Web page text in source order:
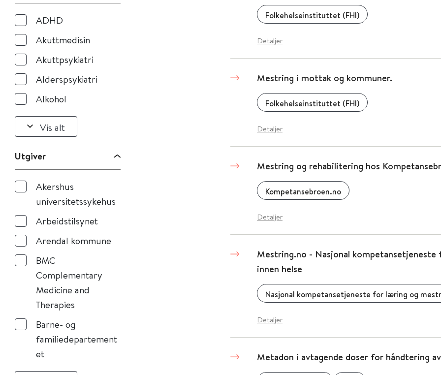
ADHD
Akuttmedisin
Akuttpsykiatri
Alderspsykiatri
Alkohol
Vis alt
Utgiver
Akershus
universitetssykehus
Arbeidstilsynet
Arendal kommune
BMC
Complementary
Medicine and
Therapies
Barne- og
familiedepartement
et
Folkehelseinstituttet (FHI)
Detaljer
Mestring i mottak og kommuner.
Folkehelseinstituttet (FHI)
Detaljer
Mestring og rehabilitering hos
Kompetansebroen.no
Detaljer
Mestring.no - Nasjonal
innen helse
Detaljer
Metadon i avtagende doser for håndtering